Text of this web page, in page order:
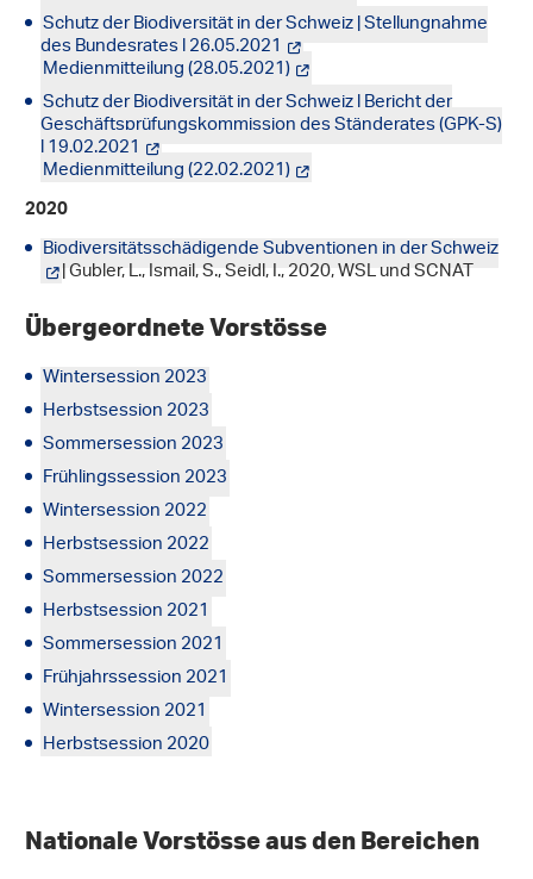
Schutz der Biodiversität in der Schweiz | Stellungnahme
des Bundesrates | 26.05.2021
Medienmitteilung (28.05.2021)
Schutz der Biodiversität in der Schweiz | Bericht der
Geschäftsprüfungskommission des Ständerates (GPK-S)
| 19.02.2021
Medienmitteilung (22.02.2021)
2020
Biodiversitätsschädigende Subventionen in der Schweiz
| Gubler, L., Ismail, S., Seidl, I., 2020, WSL und SCNAT
Übergeordnete Vorstösse
Wintersession 2023
Herbstsession 2023
Sommersession 2023
Frühlingssession 2023
Wintersession 2022
Herbstsession 2022
Sommersession 2022
Herbstsession 2021
Sommersession 2021
Frühjahrssession 2021
Wintersession 2021
Herbstsession 2020
Nationale Vorstösse aus den Bereichen